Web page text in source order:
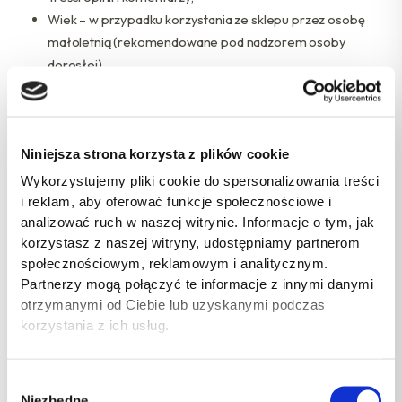
Niniejsza strona korzysta z plików cookie
Wykorzystujemy pliki cookie do spersonalizowania treści
i reklam, aby oferować funkcje społecznościowe i
analizować ruch w naszej witrynie. Informacje o tym, jak
korzystasz z naszej witryny, udostępniamy partnerom
społecznościowym, reklamowym i analitycznym.
Partnerzy mogą połączyć te informacje z innymi danymi
otrzymanymi od Ciebie lub uzyskanymi podczas
korzystania z ich usług.
Wiek – w przypadku korzystania ze sklepu przez osobę
małoletnią (rekomendowane pod nadzorem osoby
dorosłej).
§4. Odbiorcy danych
operator płatności HotPay,
dostawcy usług IT (hosting),
usługi analityczne i reklamowe: Google Ireland Ltd., Meta
Platforms Ireland Ltd. (Facebook), zgodnie z zasadami
przekazywania danych poza EOG,
organy państwowe – na podstawie przepisów prawa.
Podmioty te działają na podstawie umów powierzenia